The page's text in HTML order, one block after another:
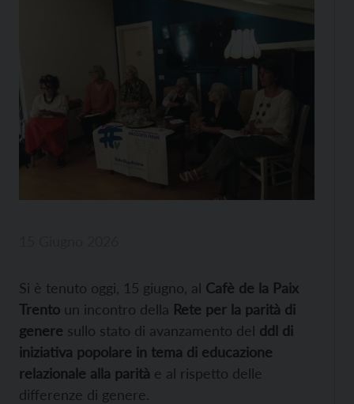
Si è tenuto oggi, 15 giugno, al Cafè de la Paix
Trento un incontro della Rete per la parità di
genere sullo stato di avanzamento del ddl di
iniziativa popolare in tema di educazione
relazionale alla parità e al rispetto delle
differenze di genere.